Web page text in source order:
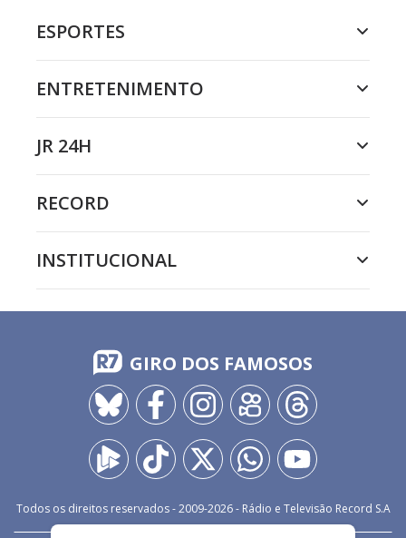
ESPORTES
ENTRETENIMENTO
JR 24H
RECORD
INSTITUCIONAL
GIRO DOS FAMOSOS
Todos os direitos reservados - 2009-2026- Rádio e Televisão Record S.A